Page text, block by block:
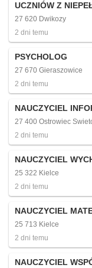
UCZNIÓW Z
27 620 Dwikozy
2 dni temu
PSYCHOLOG
27 670 Gieraszowice
2 dni temu
NAUCZYCIEL
27 400 Ostrowiec
2 dni temu
NAUCZYCIEL
25 322 Kielce
2 dni temu
NAUCZYCIEL
25 713 Kielce
2 dni temu
NAUCZYCIEL